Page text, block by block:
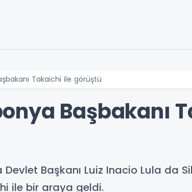
Takaichi ile görüştü
Başbakanı
Başkanı Luiz Inacio Lula da
ile bir araya geldi.